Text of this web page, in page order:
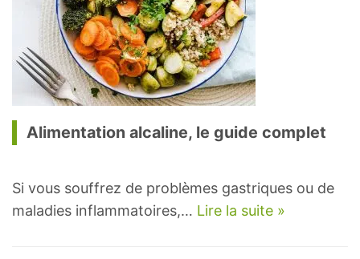
Alimentation alcaline, le guide complet
Si vous souffrez de problèmes gastriques ou de
maladies inflammatoires,… Lire la suite »